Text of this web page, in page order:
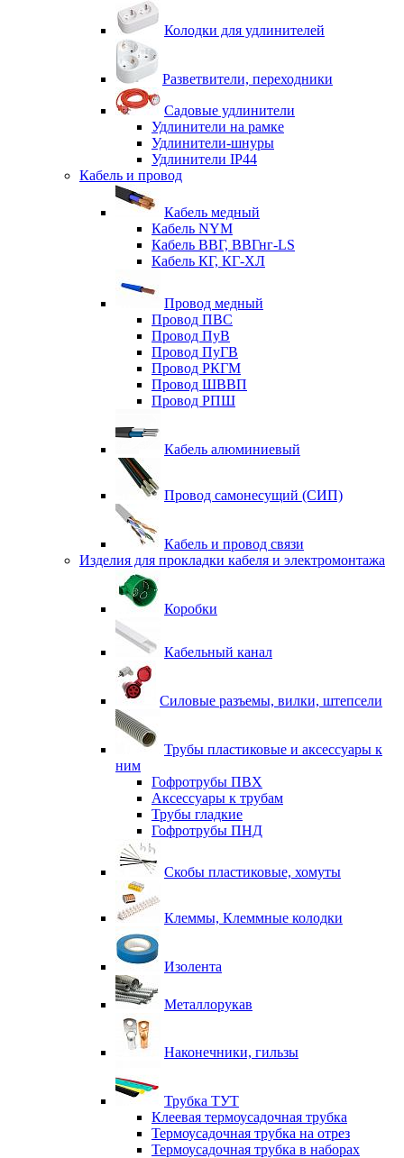
Колодки для удлинителей
Разветвители, переходники
Садовые удлинители
Удлинители на рамке
Удлинители-шнуры
Удлинители IP44
Кабель и провод
Кабель медный
Кабель NYM
Кабель ВВГ, ВВГнг-LS
Кабель КГ, КГ-ХЛ
Провод медный
Провод ПВС
Провод ПуВ
Провод ПуГВ
Провод РКГМ
Провод ШВВП
Провод РПШ
Кабель алюминиевый
Провод самонесущий (СИП)
Кабель и провод связи
Изделия для прокладки кабеля и электромонтажа
Коробки
Кабельный канал
Силовые разъемы, вилки, штепсели
Трубы пластиковые и аксессуары к
ним
Гофротрубы ПВХ
Аксессуары к трубам
Трубы гладкие
Гофротрубы ПНД
Скобы пластиковые, хомуты
Клеммы, Клеммные колодки
Изолента
Металлорукав
Наконечники, гильзы
Трубка ТУТ
Клеевая термоусадочная трубка
Термоусадочная трубка на отрез
Термоусадочная трубка в наборах